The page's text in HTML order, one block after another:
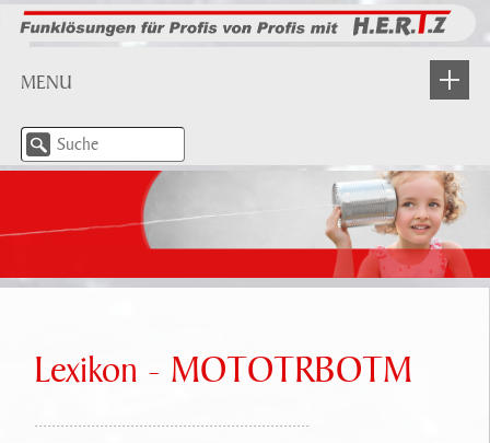
MENU
NEWS
WIR STELLEN UNS VOR
Über H.E.R.T.Z
BOS-Funk
DOWNLOAD/ INFO
Dokumente
LOGIN
Lexikon - MOTOTRBOTM
...............................................................